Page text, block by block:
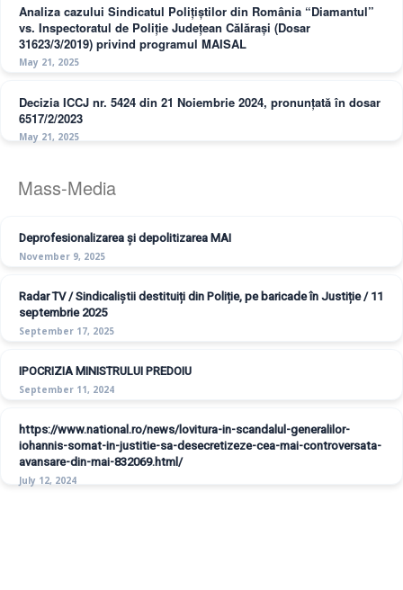
Analiza cazului Sindicatul Polițiștilor din România “Diamantul”
vs. Inspectoratul de Poliție Județean Călărași (Dosar
31623/3/2019) privind programul MAISAL
May 21, 2025
Decizia ICCJ nr. 5424 din 21 Noiembrie 2024, pronunțată în dosar
6517/2/2023
May 21, 2025
Mass-Media
Deprofesionalizarea și depolitizarea MAI
November 9, 2025
Radar TV / Sindicaliștii destituiți din Poliție, pe baricade în Justiție / 11
septembrie 2025
September 17, 2025
IPOCRIZIA MINISTRULUI PREDOIU
September 11, 2024
https://www.national.ro/news/lovitura-in-scandalul-generalilor-
iohannis-somat-in-justitie-sa-desecretizeze-cea-mai-controversata-
avansare-din-mai-832069.html/
July 12, 2024